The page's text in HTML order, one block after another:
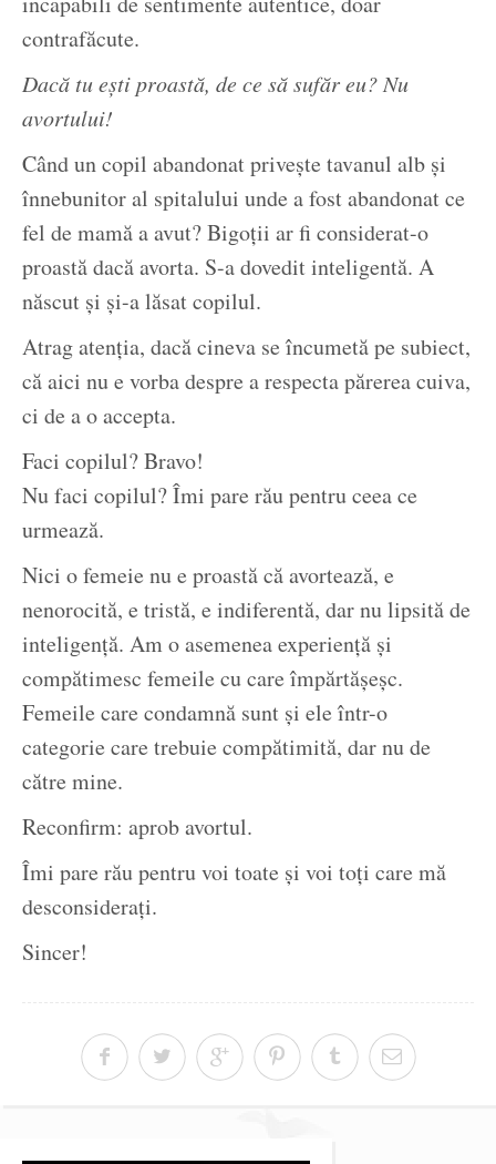
contrafăcute.
Dacă tu ești proastă, de ce să sufăr eu? Nu
avortului!
Când un copil abandonat privește tavanul alb și
înnebunitor al spitalului unde a fost abandonat ce
fel de mamă a avut? Bigoții ar fi considerat-o
proastă dacă avorta. S-a dovedit inteligentă. A
născut și și-a lăsat copilul.
Atrag atenția, dacă cineva se încumetă pe subiect,
că aici nu e vorba despre a respecta părerea cuiva,
ci de a o accepta.
Faci copilul? Bravo!
Nu faci copilul? Îmi pare rău pentru ceea ce
urmează.
Nici o femeie nu e proastă că avortează, e
nenorocită, e tristă, e indiferentă, dar nu lipsită de
inteligență. Am o asemenea experiență și
compătimesc femeile cu care împărtășeșc.
Femeile care condamnă sunt și ele într-o
categorie care trebuie compătimită, dar nu de
către mine.
Reconfirm: aprob avortul.
Îmi pare rău pentru voi toate și voi toți care mă
desconsiderați.
Sincer!